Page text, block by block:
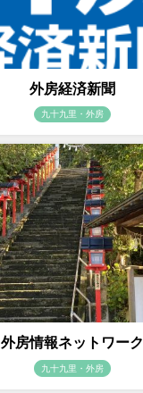
外房経済新聞
九十九里・外房
外房情報ネットワーク
九十九里・外房